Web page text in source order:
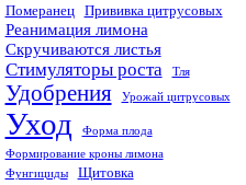
Померанец Прививка цитрусовых
Реанимация лимона
Скручиваются листья
Стимуляторы роста Тля
Удобрения Урожай цитрусовых
Уход
Форма плода
Формирование кроны лимона
Фунгициды
Щитовка